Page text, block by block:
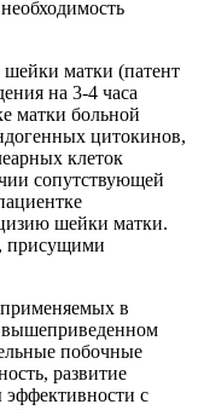
шейки матки (патент
на 3-4 часа
матки больной
цитокинов,
клеток
сопутствующей
шейки матки.
присущими
в
вышеприведенном
побочные
развитие
с